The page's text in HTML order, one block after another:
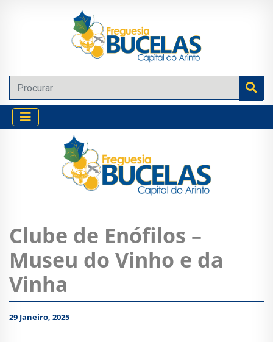
Clube de Enófilos –
Museu do Vinho e da
Vinha
29 Janeiro, 2025